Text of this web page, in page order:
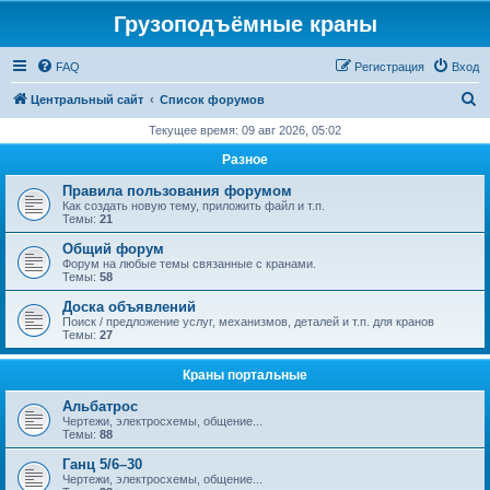
Грузоподъёмные краны
FAQ Вход
Регистрация
Центральный сайт Список форумов
с
Текущее время: 09 авг 2026, 05:02
Разное
Правила пользования форумом
Как создать новую тему, приложить файл и т.п.
Темы: 21
Общий форум
Форум на любые темы связанные с кранами.
Темы: 58
Доска объявлений
Поиск / предложение услуг, механизмов, деталей и т.п. для кранов
Темы: 27
Краны портальные
Альбатрос
Чертежи, электросхемы, общение...
Темы: 88
Ганц 5/6–30
Чертежи, электросхемы, общение...